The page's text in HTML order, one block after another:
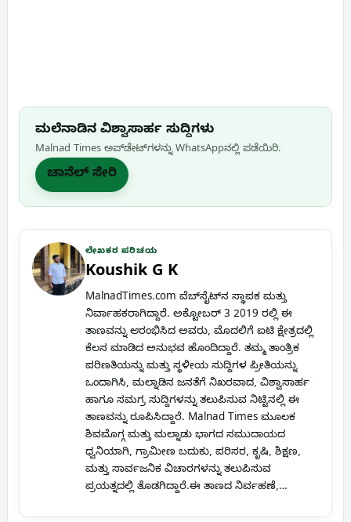
ಮಲೆನಾಡಿನ ವಿಶ್ವಾಸಾರ್ಹ ಸುದ್ದಿಗಳು
Malnad Times ಅಪ್‌ಡೇಟ್‌ಗಳನ್ನು WhatsApp‌ನಲ್ಲಿ ಪಡೆಯಿರಿ.
ಚಾನೆಲ್ ಸೇರಿ
ಲೇಖಕರ ಪರಿಚಯ
Koushik G K
MalnadTimes.com ವೆಬ್‌ಸೈಟ್‌ನ ಸ್ಥಾಪಕ ಮತ್ತು
ನಿರ್ವಾಹಕರಾಗಿದ್ದಾರೆ. ಅಕ್ಟೋಬರ್ 3 2019 ರಲ್ಲಿ ಈ
ತಾಣವನ್ನು ಆರಂಭಿಸಿದ ಅವರು, ಮೊದಲಿಗೆ ಐಟಿ ಕ್ಷೇತ್ರದಲ್ಲಿ
ಕೆಲಸ ಮಾಡಿದ ಅನುಭವ ಹೊಂದಿದ್ದಾರೆ. ತಮ್ಮ ತಾಂತ್ರಿಕ
ಪರಿಣತಿಯನ್ನು ಮತ್ತು ಸ್ಥಳೀಯ ಸುದ್ದಿಗಳ ಪ್ರೀತಿಯನ್ನು
ಒಂದಾಗಿಸಿ, ಮಲ್ನಾಡಿನ ಜನತೆಗೆ ನಿಖರವಾದ, ವಿಶ್ವಾಸಾರ್ಹ
ಹಾಗೂ ಸಮಗ್ರ ಸುದ್ದಿಗಳನ್ನು ತಲುಪಿಸುವ ನಿಟ್ಟಿನಲ್ಲಿ ಈ
ತಾಣವನ್ನು ರೂಪಿಸಿದ್ದಾರೆ. Malnad Times ಮೂಲಕ
ಶಿವಮೊಗ್ಗ ಮತ್ತು ಮಲ್ನಾಡು ಭಾಗದ ಸಮುದಾಯದ
ಧ್ವನಿಯಾಗಿ, ಗ್ರಾಮೀಣ ಬದುಕು, ಪರಿಸರ, ಕೃಷಿ, ಶಿಕ್ಷಣ,
ಮತ್ತು ಸಾರ್ವಜನಿಕ ವಿಚಾರಗಳನ್ನು ತಲುಪಿಸುವ
ಪ್ರಯತ್ನದಲ್ಲಿ ತೊಡಗಿದ್ದಾರೆ.ಈ ತಾಣದ ನಿರ್ವಹಣೆ,…